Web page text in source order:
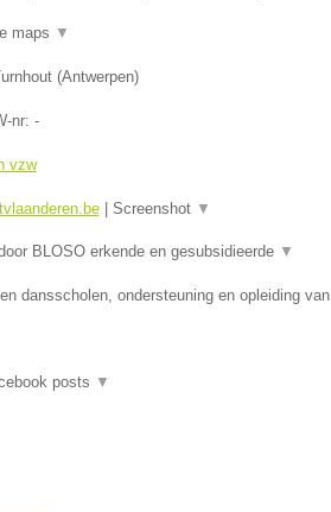
maps ▼
(Antwerpen)
nr: -
vzw
| Screenshot ▼
BLOSO erkende en gesubsidieerde ▼
dansscholen, ondersteuning en opleiding van
posts ▼